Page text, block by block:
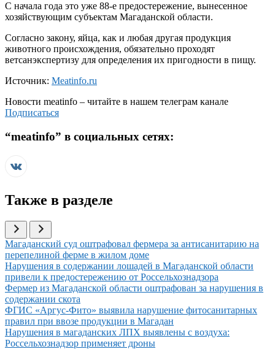
С начала года это уже 88-е предостережение, вынесенное
хозяйствующим субъектам Магаданской области.
Согласно закону, яйца, как и любая другая продукция
животного происхождения, обязательно проходят
ветсанэкспертизу для определения их пригодности в пищу.
Источник: Meatinfo.ru
Новости meatinfo – читайте в нашем телеграм канале
Подписаться
“meatinfo” в социальных сетях:
Также в разделе
Иллюстрация новости
Магаданский суд оштрафовал фермера за антисанитарию на
перепелиной ферме в жилом доме
Иллюстрация новости
Нарушения в содержании лошадей в Магаданской области
привели к предостережению от Россельхознадзора
Иллюстрация новости
Фермер из Магаданской области оштрафован за нарушения в
содержании скота
Иллюстрация новости
ФГИС «Аргус-Фито» выявила нарушение фитосанитарных
правил при ввозе продукции в Магадан
Иллюстрация новости
Нарушения в магаданских ЛПХ выявлены с воздуха:
Россельхознадзор применяет дроны